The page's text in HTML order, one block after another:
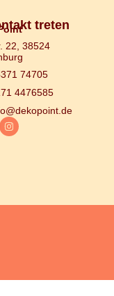
treten
22, 38524
74705
4476585